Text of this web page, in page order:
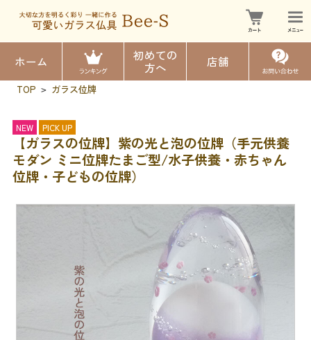
ホーム
初めての
方へ
店舗
TOP > ガラス位牌
NEW PICK UP
【ガラスの位牌】紫の光と泡の位牌（手元供養
モダン ミニ位牌たまご型/水子供養・赤ちゃん
位牌・子どもの位牌）